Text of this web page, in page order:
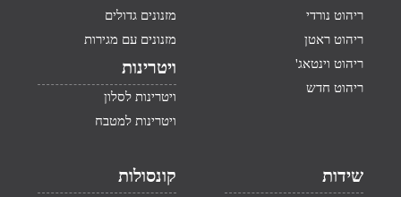
ריהוט נורדי
ריהוט ראטן
ריהוט וינטאג'
ריהוט חדש
מזנונים גדולים
מזנונים עם מגירות
ויטרינות
ויטרינות לסלון
ויטרינות למטבח
שידות קונסולות